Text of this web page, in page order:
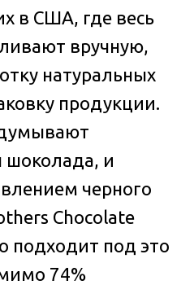
в США, где весь
вручную,
натуральных
продукции.
шоколада, и
черного
Chocolate
подходит под это
74%